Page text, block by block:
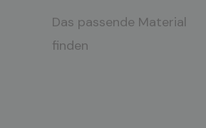
Das passende Material
finden